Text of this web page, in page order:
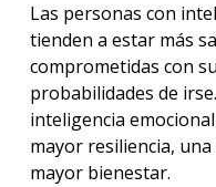
Las personas con
tienden a estar más
comprometidas con
probabilidades de
inteligencia
mayor resiliencia,
mayor bienestar.